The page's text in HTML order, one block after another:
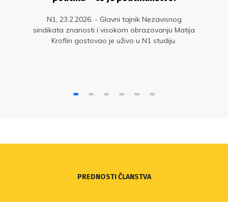
N1, 23.2.2026. - Glavni tajnik Nezavisnog
sindikata znanosti i visokom obrazovanju Matija
Kroflin gostovao je uživo u N1 studiju.
PREDNOSTI ČLANSTVA